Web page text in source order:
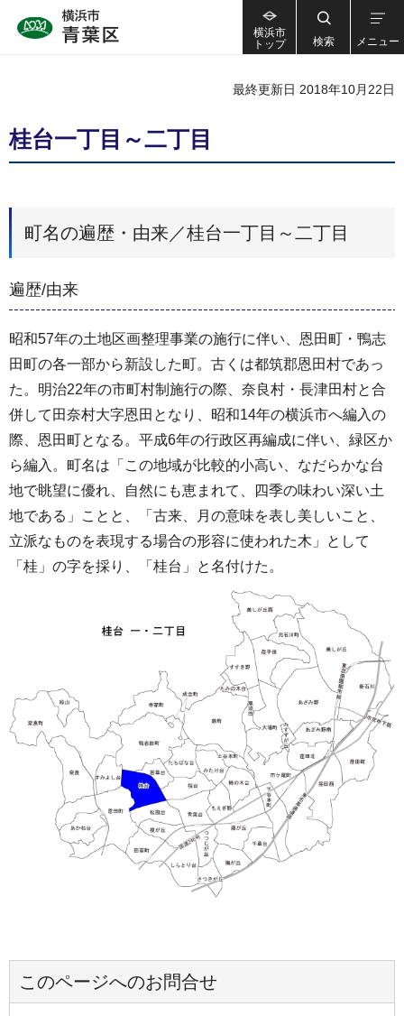
横浜市
トップ
検索 メニュー
最終更新日 2018年10月22日
桂台一丁目～二丁目
町名の遍歴・由来／桂台一丁目～二丁目
遍歴/由来
昭和57年の土地区画整理事業の施行に伴い、恩田町・鴨志
田町の各一部から新設した町。古くは都筑郡恩田村であっ
た。明治22年の市町村制施行の際、奈良村・長津田村と合
併して田奈村大字恩田となり、昭和14年の横浜市へ編入の
際、恩田町となる。平成6年の行政区再編成に伴い、緑区か
ら編入。町名は「この地域が比較的小高い、なだらかな台
地で眺望に優れ、自然にも恵まれて、四季の味わい深い土
地である」ことと、「古来、月の意味を表し美しいこと、
立派なものを表現する場合の形容に使われた木」として
「桂」の字を採り、「桂台」と名付けた。
このページへのお問合せ